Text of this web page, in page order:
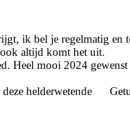
ik bel je regelmatig en
altijd komt het uit.
Heel mooi 2024